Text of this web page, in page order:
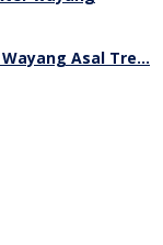
Asal Tre…